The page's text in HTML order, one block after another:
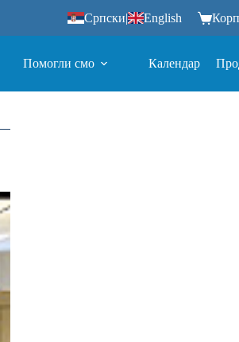
Српски| English
Помогли смо Календар